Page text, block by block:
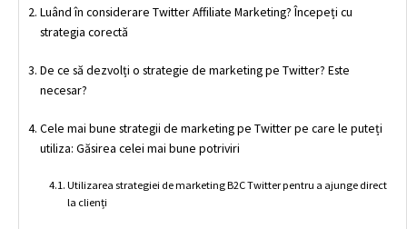
Luând în considerare Twitter Affiliate Marketing? Începeți cu
strategia corectă
De ce să dezvolți o strategie de marketing pe Twitter? Este
necesar?
Cele mai bune strategii de marketing pe Twitter pe care le puteți
utiliza: Găsirea celei mai bune potriviri
Utilizarea strategiei de marketing B2C Twitter pentru a ajunge direct
la clienți